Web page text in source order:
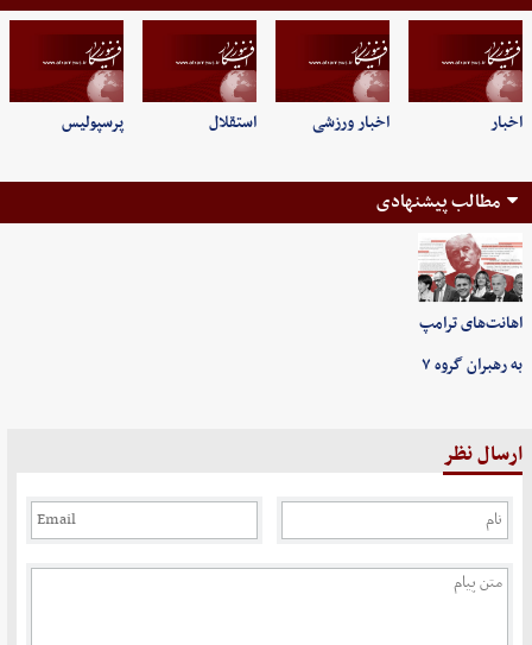
اخبار اخبار ورزشی استقلال پرسپولیس
مطالب پیشنهادی
اهانت‌های ترامپ
به رهبران گروه ۷
ارسال نظر